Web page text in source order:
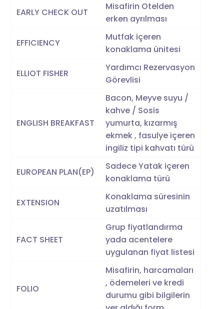
EARLY CHECK OUT
Misafirin Otelden
erken ayrılması
EFFICIENCY
Mutfak içeren
konaklama ünitesi
ELLIOT FISHER
Yardımcı Rezervasyon
Görevlisi
ENGLISH BREAKFAST
Bacon, Meyve suyu /
kahve / Sosis
yumurta, kızarmış
ekmek , fasulye içeren
ingiliz tipi kahvatı türü
EUROPEAN PLAN(EP)
Sadece Yatak içeren
konaklama türü
EXTENSION
Konaklama süresinin
uzatılması
FACT SHEET
Grup fiyatlandırma
yada acentelere
uygulanan fiyat listesi
FOLIO
Misafirin, harcamaları
, ödemeleri ve kredi
durumu gibi bilgilerin